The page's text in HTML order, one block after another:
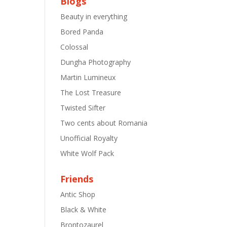
Beauty in everything
Bored Panda
Colossal
Dungha Photography
Martin Lumineux
The Lost Treasure
Twisted Sifter
Two cents about Romania
Unofficial Royalty
White Wolf Pack
Friends
Antic Shop
Black & White
Brontozaurel